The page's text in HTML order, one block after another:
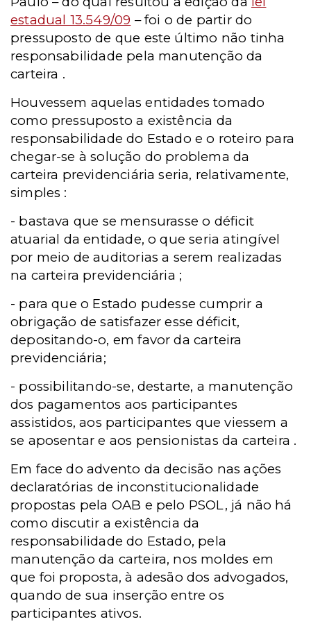
estadual 13.549/09 – foi o de partir do
pressuposto de que este último não tinha
responsabilidade pela manutenção da
carteira .
Houvessem aquelas entidades tomado
como pressuposto a existência da
responsabilidade do Estado e o roteiro para
chegar-se à solução do problema da
carteira previdenciária seria, relativamente,
simples :
- bastava que se mensurasse o déficit
atuarial da entidade, o que seria atingível
por meio de auditorias a serem realizadas
na carteira previdenciária ;
- para que o Estado pudesse cumprir a
obrigação de satisfazer esse déficit,
depositando-o, em favor da carteira
previdenciária;
- possibilitando-se, destarte, a manutenção
dos pagamentos aos participantes
assistidos, aos participantes que viessem a
se aposentar e aos pensionistas da carteira .
Em face do advento da decisão nas ações
declaratórias de inconstitucionalidade
propostas pela OAB e pelo PSOL, já não há
como discutir a existência da
responsabilidade do Estado, pela
manutenção da carteira, nos moldes em
que foi proposta, à adesão dos advogados,
quando de sua inserção entre os
participantes ativos.